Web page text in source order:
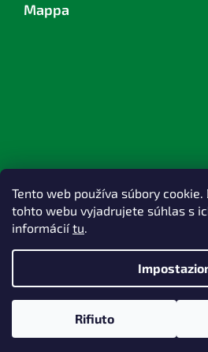
Tento web používa súbory
tohto webu vyjadrujete súhlas s
informáciítu.
Rifiuto
Mappa
Creato da
Copyright 2026 .